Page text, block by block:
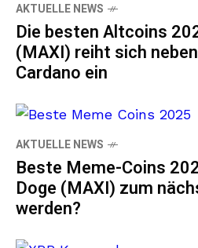
AKTUELLE NEWS
Die besten Altcoins
(MAXI) reiht sich
Cardano ein
AKTUELLE NEWS
Beste Meme-Coins
Doge (MAXI) zum
werden?